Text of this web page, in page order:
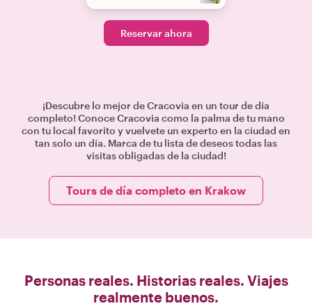
Reservar ahora
¡Descubre lo mejor de Cracovia en un tour de día
completo! Conoce Cracovia como la palma de tu mano
con tu local favorito y vuelvete un experto en la ciudad en
tan solo un día. Marca de tu lista de deseos todas las
visitas obligadas de la ciudad!
Tours de día completo en Krakow
Personas reales. Historias reales. Viajes
realmente buenos.